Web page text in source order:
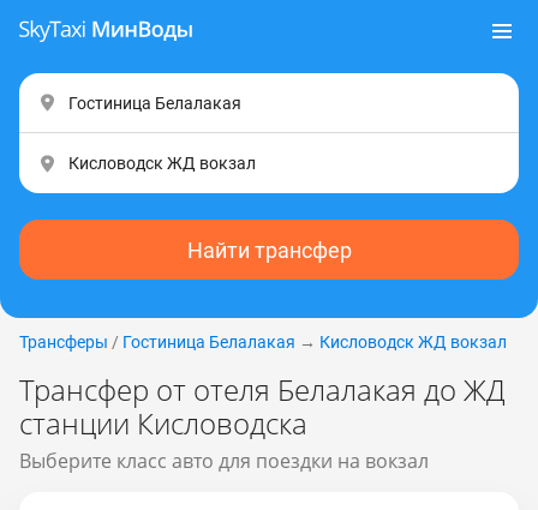
Найти трансфер
Трансферы / Гостиница Белалакая → Кисловодск ЖД вокзал
Трансфер от отеля Белалакая до ЖД
станции Кисловодска
Выберите класс авто для поездки на вокзал